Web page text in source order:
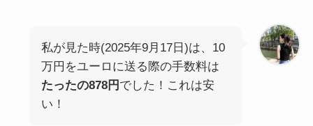
私が見た時(2025年9月17日)は、10
万円をユーロに送る際の手数料は
たったの878円 でした！これは安
い！